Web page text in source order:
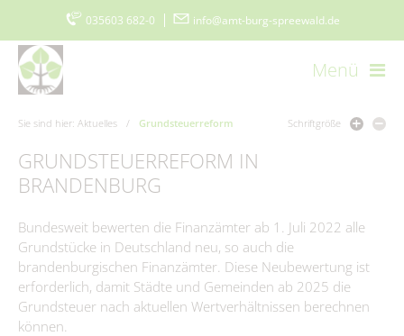
035603 682-0 info@amt-burg-spreewald.de
Menü
Startseite Kontakt Datenschutz
Impressum
www.burgimspreewald.de
Cookie-Einstellungen
Aktuelles
Aktuelle Meldungen
Ausschreibungen
Sie sind hier: Aktuelles / Grundsteuerreform Schriftgröße
GRUNDSTEUERREFORM IN
BRANDENBURG
Bundesweit bewerten die Finanzämter ab 1. Juli 2022 alle
Grundstücke in Deutschland neu, so auch die
brandenburgischen Finanzämter. Diese Neubewertung ist
erforderlich, damit Städte und Gemeinden ab 2025 die
Grundsteuer nach aktuellen Wertverhältnissen berechnen
können.